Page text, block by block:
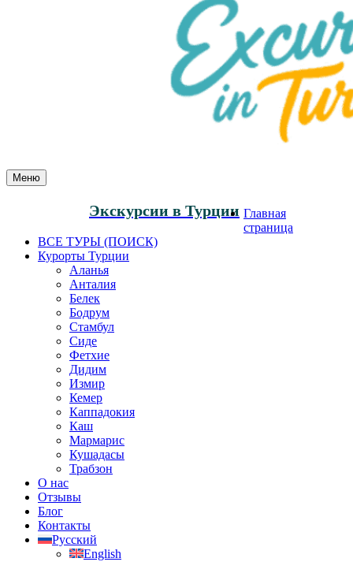
Меню
Экскурсии в Турции Главная
страница
ВСЕ ТУРЫ (ПОИСК)
Курорты Турции
Аланья
Анталия
Белек
Бодрум
Стамбул
Сиде
Фетхие
Дидим
Измир
Кемер
Каппадокия
Каш
Мармарис
Кушадасы
Трабзон
О нас
Отзывы
Блог
Контакты
Русский
English